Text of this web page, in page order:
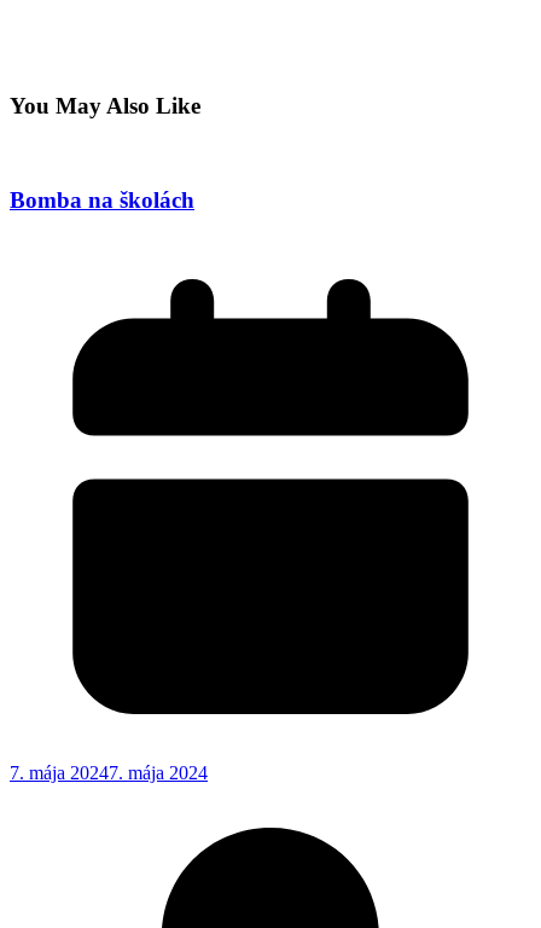
You May Also Like
Bomba na školách
7. mája 20247. mája 2024